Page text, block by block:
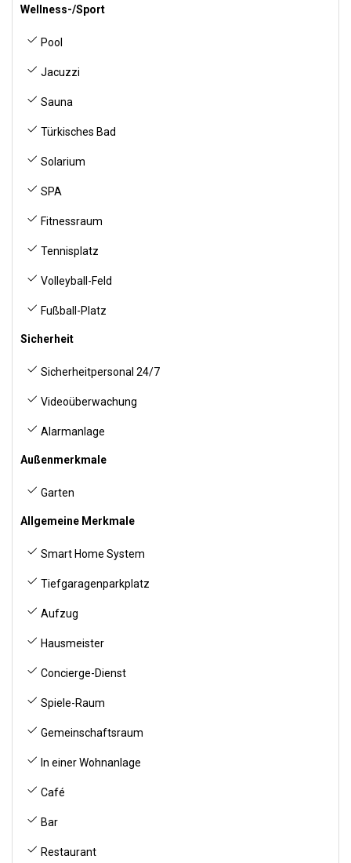
Wellness-/Sport
Pool
Jacuzzi
Sauna
Türkisches Bad
Solarium
SPA
Fitnessraum
Tennisplatz
Volleyball-Feld
Fußball-Platz
Sicherheit
Sicherheitpersonal 24/7
Videoüberwachung
Alarmanlage
Außenmerkmale
Garten
Allgemeine Merkmale
Smart Home System
Tiefgaragenparkplatz
Aufzug
Hausmeister
Concierge-Dienst
Spiele-Raum
Gemeinschaftsraum
In einer Wohnanlage
Café
Bar
Restaurant